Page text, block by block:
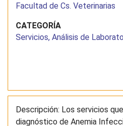
Facultad de Cs. Veterinarias
CATEGORÍA
Servicios, Análisis de
Descripción: Los servicios
diagnóstico de Anemia